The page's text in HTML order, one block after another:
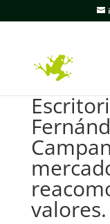
valores.